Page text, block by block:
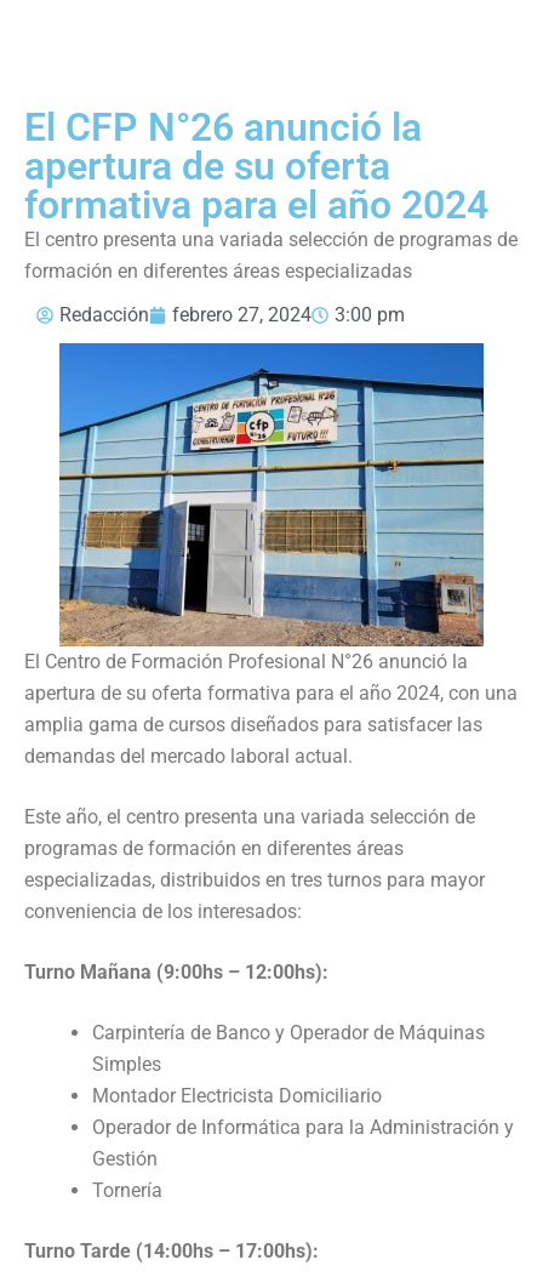
El CFP N°26 anunció la
apertura de su oferta
formativa para el año 2024
El centro presenta una variada selección de programas de
formación en diferentes áreas especializadas
Redacción
febrero 27, 2024 3:00 pm
El Centro de Formación Profesional N°26 anunció la
apertura de su oferta formativa para el año 2024, con una
amplia gama de cursos diseñados para satisfacer las
demandas del mercado laboral actual.
Este año, el centro presenta una variada selección de
programas de formación en diferentes áreas
especializadas, distribuidos en tres turnos para mayor
conveniencia de los interesados:
Turno Mañana (9:00hs – 12:00hs):
Carpintería de Banco y Operador de Máquinas
Simples
Montador Electricista Domiciliario
Operador de Informática para la Administración y
Gestión
Tornería
Turno Tarde (14:00hs – 17:00hs):